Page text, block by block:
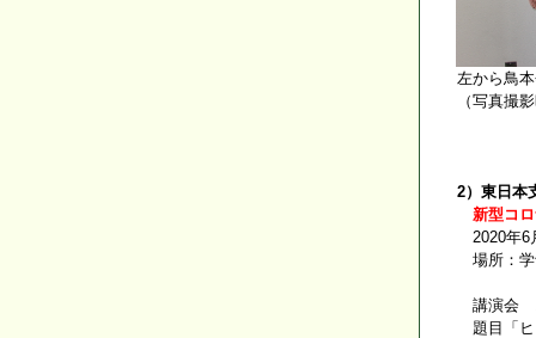
左から鳥
（写真撮
2）東日本
新型コ
2020年6
場所：学
講演会
題目「ヒ